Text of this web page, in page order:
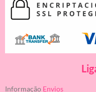
Informação Envios